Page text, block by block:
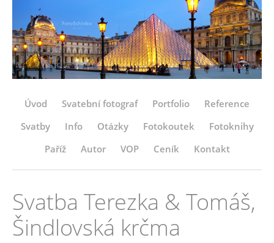
Úvod Svatební fotograf Portfolio
Reference
Svatby
Info Otázky Fotokoutek
Fotoknihy
Paříž
Autor VOP Ceník Kontakt
Svatba Terezka & Tomáš,
Šindlovská krčma